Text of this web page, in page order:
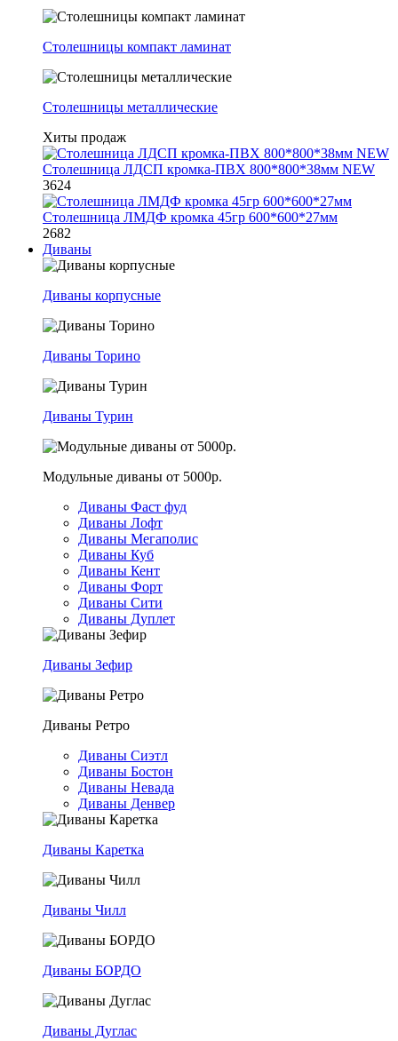
Столешницы компакт ламинат
Столешницы металлические
Хиты продаж
Столешница ЛДСП кромка-ПВХ 800*800*38мм NEW
3624
Столешница ЛМДФ кромка 45гр 600*600*27мм
2682
Диваны
Диваны корпусные
Диваны Торино
Диваны Турин
Модульные диваны от 5000р.
Диваны Фаст фуд
Диваны Лофт
Диваны Мегаполис
Диваны Куб
Диваны Кент
Диваны Форт
Диваны Сити
Диваны Дуплет
Диваны Зефир
Диваны Ретро
Диваны Сиэтл
Диваны Бостон
Диваны Невада
Диваны Денвер
Диваны Каретка
Диваны Чилл
Диваны БОРДО
Диваны Дуглас